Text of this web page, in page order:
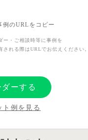
例のURLをコピー
ー・ご相談時等に事例を
される際はURLでお伝えください。
ーする
ト例を見る